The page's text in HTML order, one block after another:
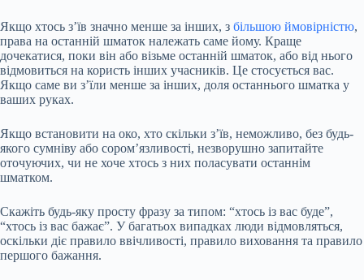
Якщо хтось з’їв значно менше за інших, з більшою ймовірністю,
права на останній шматок належать саме йому. Краще
дочекатися, поки він або візьме останній шматок, або від нього
відмовиться на користь інших учасників. Це стосується вас.
Якщо саме ви з’їли менше за інших, доля останнього шматка у
ваших руках.
Якщо встановити на око, хто скільки з’їв, неможливо, без будь-
якого сумніву або сором’язливості, незворушно запитайте
оточуючих, чи не хоче хтось з них поласувати останнім
шматком.
Скажіть будь-яку просту фразу за типом: “хтось із вас буде”,
“хтось із вас бажає”. У багатьох випадках люди відмовляться,
оскільки діє правило ввічливості, правило виховання та правило
першого бажання.